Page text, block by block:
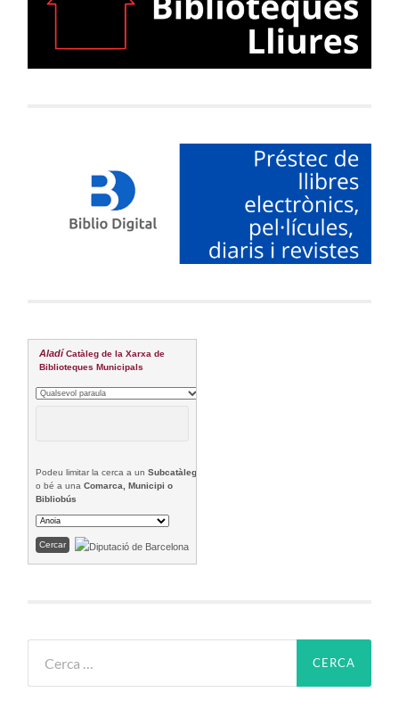
Aladí Catàleg de la Xarxa de
Biblioteques Municipals
Podeu limitar la cerca a unSubcatàleg
o bé a unaComarca, Municipi o
Bibliobús